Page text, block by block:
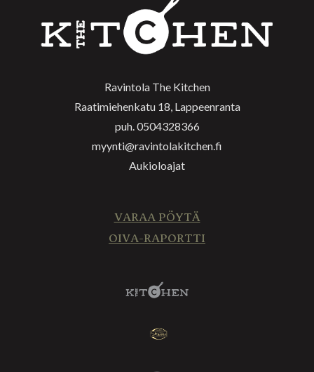
Ravintola The Kitchen
Raatimiehenkatu 18, Lappeenranta
puh. 0504328366
myynti@ravintolakitchen.fi
Aukioloajat
VARAA PÖYTÄ
OIVA-RAPORTTI